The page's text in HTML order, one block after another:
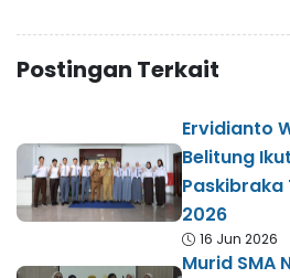
Postingan Terkait
Ervidianto
Belitung
Paskibraka
2026
16 Jun 2026
Murid SMA